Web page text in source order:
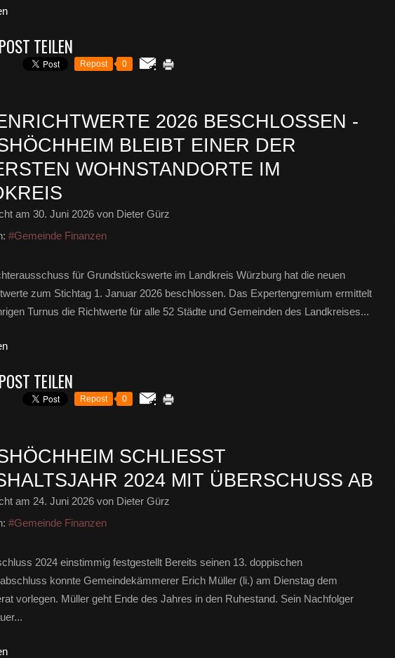
TEILEN
Repost 0
2026 BESCHLOSSEN -
BLEIBT EINER DER
WOHNSTANDORTE IM
am 30. Juni 2026 von Dieter Gürz
#Gemeinde Finanzen
für Grundstückswerte im Landkreis Würzburg hat die neuen
zum Stichtag 1. Januar 2026 beschlossen. Das Expertengremium ermittelt
Turnus die Richtwerte für alle 52 Städte und Gemeinden des Landkreises...
TEILEN
Repost 0
SCHLIESST H
2024 MIT ÜBERSCHUSS AB
am 24. Juni 2026 von Dieter Gürz
#Gemeinde Finanzen
2024 einstimmig festgestellt Bereits seinen 13. doppischen
konnte Gemeindekämmerer Erich Müller (li.) am Dienstag dem
vorlegen. Müller geht Ende des Jahres in den Ruhestand. Sein Nachfolger